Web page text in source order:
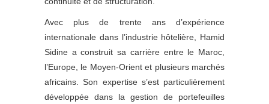
Avec plus de trente ans d’expérience
internationale dans l’industrie hôtelière, Hamid
Sidine a construit sa carrière entre le Maroc,
l’Europe, le Moyen-Orient et plusieurs marchés
africains. Son expertise s’est particulièrement
développée dans la gestion de portefeuilles